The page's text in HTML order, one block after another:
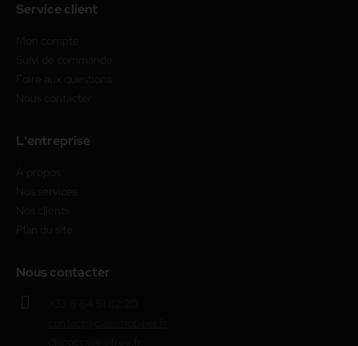
Service client
L'entreprise
Nous contacter